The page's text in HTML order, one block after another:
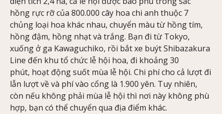
hồng rực rỡ của 800.000 cây hoa chi anh thuộc 7
chủng loại hoa khác nhau, chuyển màu từ hồng tím,
hồng đậm, hồng nhạt và trắng. Bạn đi từ Tokyo,
xuống ở ga Kawaguchiko, rồi bắt xe buýt Shibazakura
Line đến khu tổ chức lễ hội hoa, đi khoảng 30
phút, hoạt động suốt mùa lễ hội. Chi phí cho cả lượt đi
lẫn lượt về và phí vào cổng là 1.900 yên. Tuy nhiên,
còn nếu không phải mùa lễ hội thì nơi này không phù
hợp, bạn có thể chuyển qua địa điểm khác.